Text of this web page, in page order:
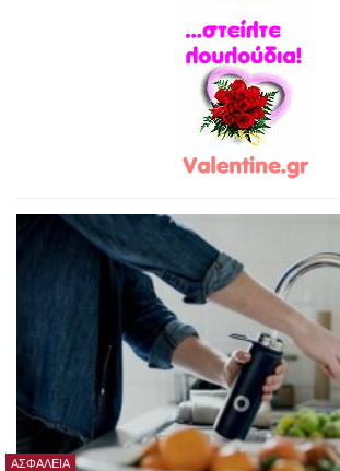
ΑΣΦΆΛΕΙΑ